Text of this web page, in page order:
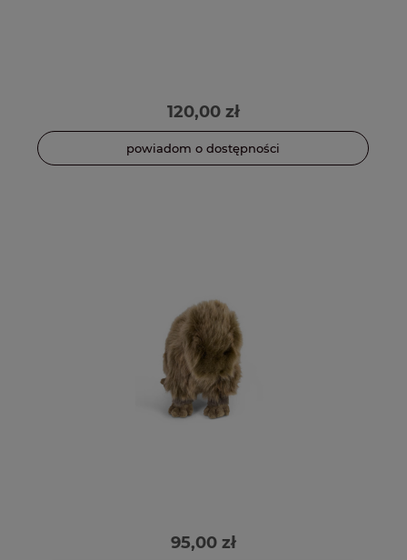
120,00 zł
powiadom o dostępności
95,00 zł